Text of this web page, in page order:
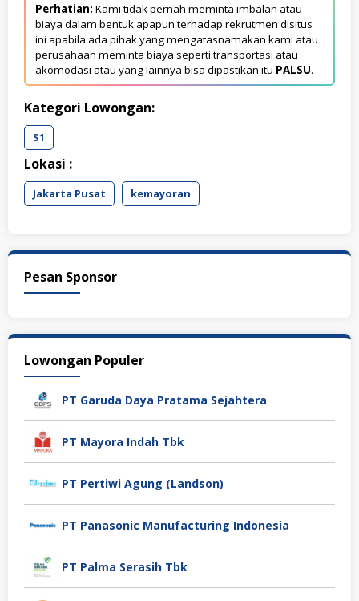
Perhatian: Kami tidak pernah meminta imbalan atau
biaya dalam bentuk apapun terhadap rekrutmen disitus
ini apabila ada pihak yang mengatasnamakan kami atau
perusahaan meminta biaya seperti transportasi atau
akomodasi atau yang lainnya bisa dipastikan itu PALSU.
Kategori Lowongan:
S1
Lokasi :
Jakarta Pusat kemayoran
Pesan Sponsor
Lowongan Populer
PT Garuda Daya Pratama Sejahtera
PT Mayora Indah Tbk
PT Pertiwi Agung (Landson)
PT Panasonic Manufacturing Indonesia
PT Palma Serasih Tbk